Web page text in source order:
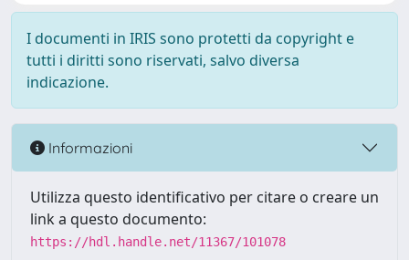
I documenti in IRIS sono protetti da copyright e
tutti i diritti sono riservati, salvo diversa
indicazione.
Informazioni
Utilizza questo identificativo per citare o creare un
link a questo documento:
https://hdl.handle.net/11367/101078